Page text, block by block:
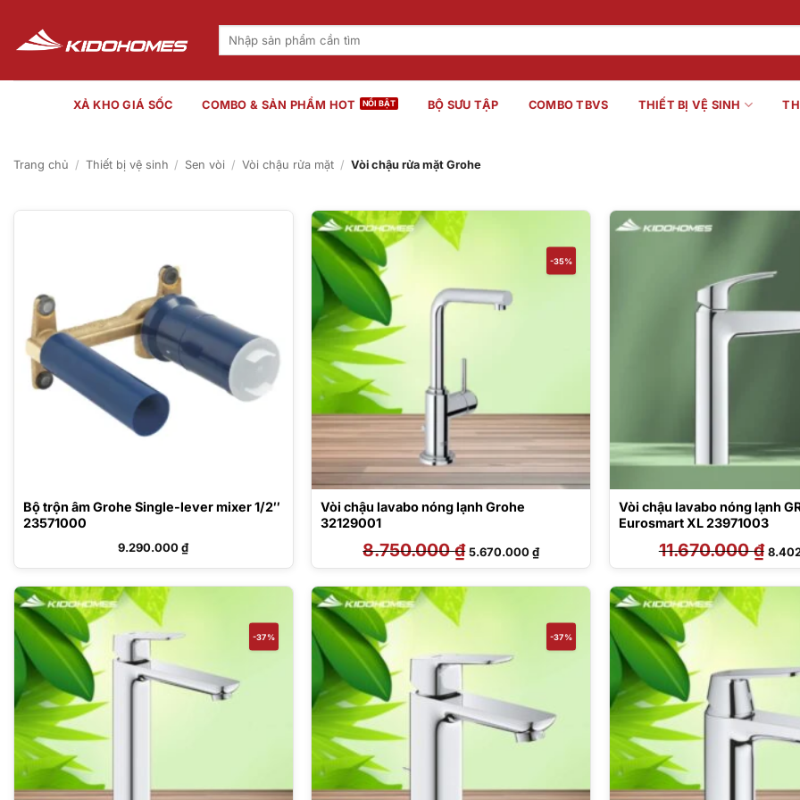
nội
dung
Tìm
XẢ KHO GIÁ SỐC COMBO & SẢN PHẨM HOT BỘ SƯU TẬP COMBO TBVS THIẾT BỊ VỆ SINH
Trang chủ / Thiết bị vệ sinh / Sen vòi / Vòi chậu rửa mặt / Vòi chậu rửa mặt Grohe
Bộ trộn âm Grohe Single-lever mixer 1/2″
23571000
9.290.000₫
-35%
Vòi chậu lavabo nóng lạnh Grohe
32129001
8.750.000₫ Giá
gốc
là:
5.670.000₫Giá
hiện
tại
5.670.000 ₫.
Vòi chậu lavabo nóng lạnh
Eurosmart XL 23971003
11.670.000₫ Giá
gốc
là:
-37% -37%